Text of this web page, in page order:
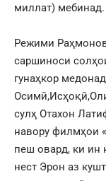
миллат) мебинад.
Режими
саршиноси
гунаҳкор
сулҳ Отахон
навору филмҳои
пеш овард, ки ин
нест Эрон аз